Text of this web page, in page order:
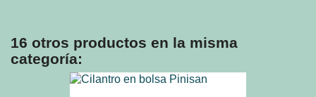
16 otros productos en la misma
categoría: